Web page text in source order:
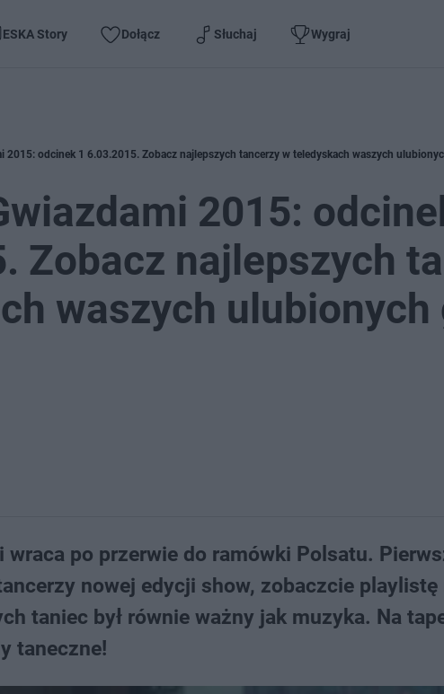
ESKA Story Dołącz Słuchaj Wygraj
2015: odcinek 1 6.03.2015. Zobacz najlepszych tancerzy w teledyskach waszych
2015:
Zobacz najlepszych
waszych ulubionych
wraca po przerwie do ramówki Polsatu.
nowej edycji show, zobaczcie
taniec był równie ważny jak muzyka. Na
taneczne!